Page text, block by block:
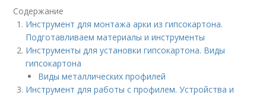
Содержание
Инструмент для монтажа арки из гипсокартона.
Подготавливаем материалы и инструменты
Инструменты для установки гипсокартона. Виды
гипсокартона
Виды металлических профилей
Инструмент для работы с профилем. Устройства и